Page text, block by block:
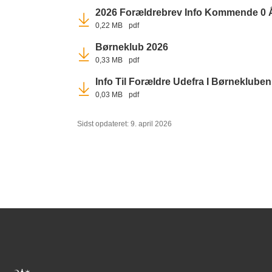
2026 Forældrebrev Info Kommende 0
0,22 MB pdf
Børneklub 2026
0,33 MB pdf
Info Til Forældre Udefra I Børnekluben
0,03 MB pdf
Sidst opdateret: 9. april 2026